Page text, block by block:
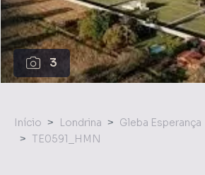
3
Início Londrina Gleba Esperança
TE0591_HMN